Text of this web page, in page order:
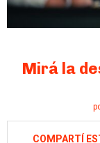
Mirá la
COMPARTÍ